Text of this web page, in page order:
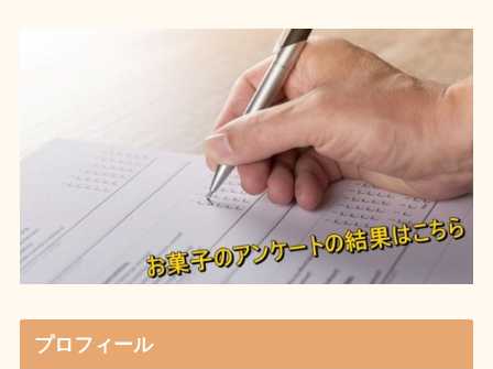
プロフィール